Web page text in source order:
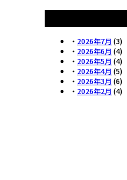
・ 2026年7月 (3)
・ 2026年6月 (4)
・ 2026年5月 (4)
・ 2026年4月 (5)
・ 2026年3月 (6)
・ 2026年2月 (4)